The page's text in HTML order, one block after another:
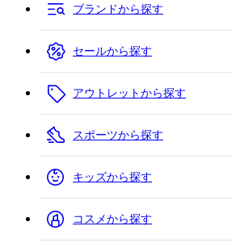
ブランドから探す
セールから探す
アウトレットから探す
スポーツから探す
キッズから探す
コスメから探す